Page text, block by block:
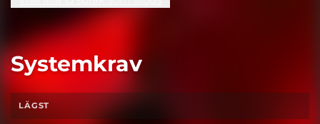
Systemkrav
LÄGST